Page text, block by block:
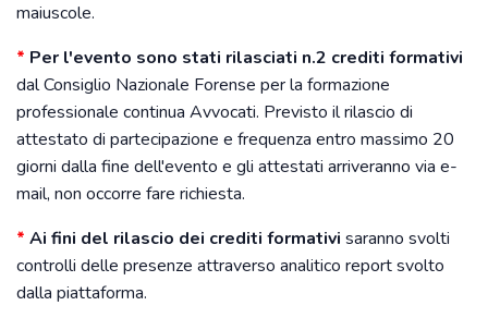
maiuscole.
* Per l'evento sono stati rilasciati n.2 crediti formativi
dal Consiglio Nazionale Forense per la formazione
professionale continua Avvocati. Previsto il rilascio di
attestato di partecipazione e frequenza entro massimo 20
giorni dalla fine dell'evento e gli attestati arriveranno via e-
mail, non occorre fare richiesta.
* Ai fini del rilascio dei crediti formativi saranno svolti
controlli delle presenze attraverso analitico report svolto
dalla piattaforma.